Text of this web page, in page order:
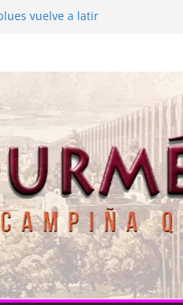
vuelve a latir